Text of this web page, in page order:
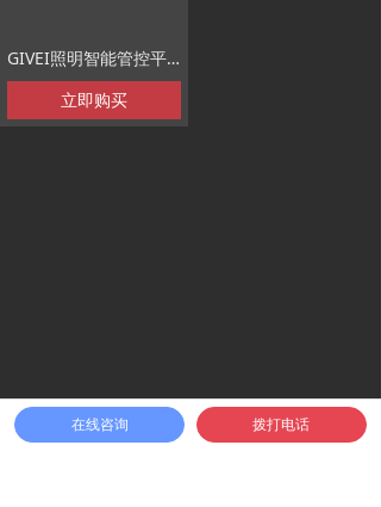
GIVEI照明智能管控平台 GIVPlat3
立即购买
在线咨询 拨打电话